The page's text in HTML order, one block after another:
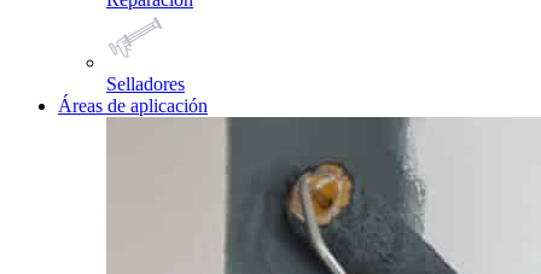
Selladores
Áreas de aplicación